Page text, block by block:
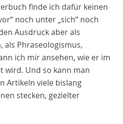
finde ich dafür keinen
noch unter „sich“ noch
Ausdruck aber als
als Phraseologismus,
ich mir ansehen, wie er im
wird. Und so kann man
Artikeln viele bislang
stecken, gezielter